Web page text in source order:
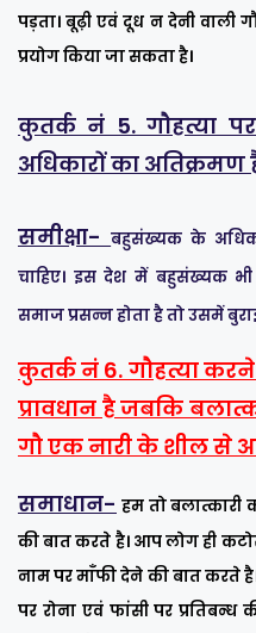
पड़ता। बूढ़ी एवं दूध न देनी वाली
प्रयोग किया जा सकता है।
कुतर्क नं 5. गौहत्या
अधिकारों का अतिक्रमण
समीक्षा-बहुसंख्यक के
चाहिए। इस देश में बहुसंख्यक
समाज प्रसन्न होता है तो उसमें
कुतर्क नं 6. गौहत्या
प्रावधान है जबकि
गौ एक नारी के शील से
समाधान- हम तो
की बात करते है। आप लोग ही
नाम पर माँफी देने की बात करते
पर रोना एवं फांसी पर